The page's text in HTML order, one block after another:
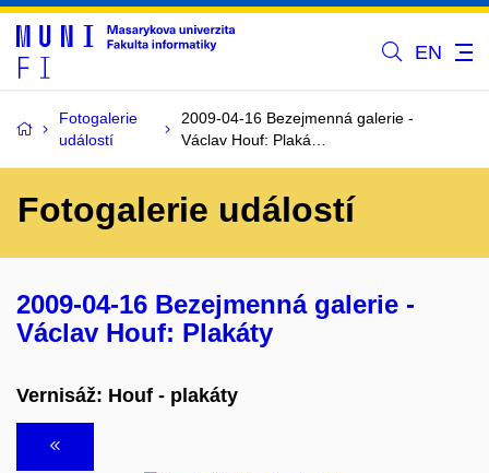
EN
Fotogalerie
událostí
2009-04-16 Bezejmenná galerie -
Václav Houf: Plaká…
Fotogalerie událostí
2009-04-16 Bezejmenná galerie -
Václav Houf: Plakáty
Vernisáž: Houf - plakáty